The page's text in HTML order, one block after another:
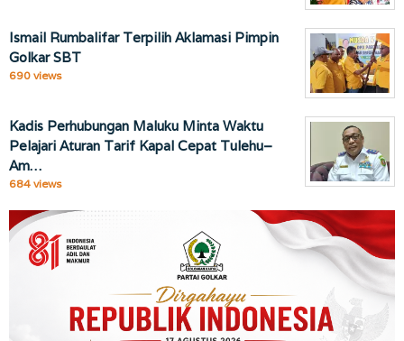
Ismail Rumbalifar Terpilih Aklamasi Pimpin
Golkar SBT
690 views
Kadis Perhubungan Maluku Minta Waktu
Pelajari Aturan Tarif Kapal Cepat Tulehu–
Am…
684 views